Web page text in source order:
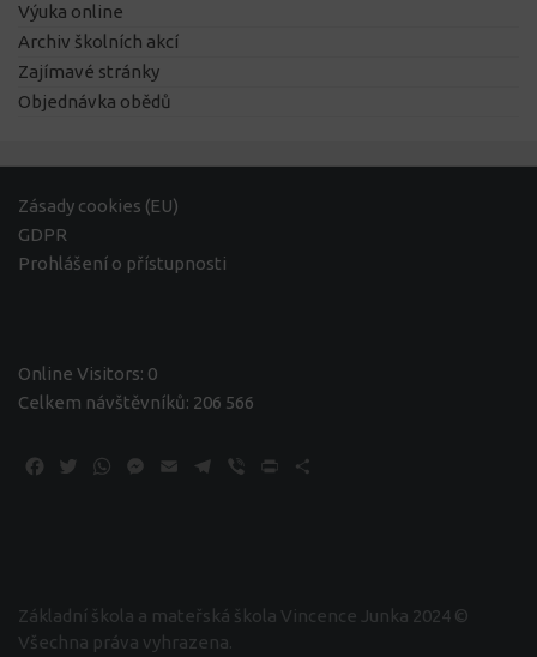
Výuka online
Archiv školních akcí
Zajímavé stránky
Objednávka obědů
Zásady cookies (EU)
GDPR
Prohlášení o přístupnosti
Online Visitors: 0
Celkem návštěvníků: 206 566
Facebook
TwitterWhatsApp
Messenger
Email Telegram
Viber Print
Základní škola a mateřská škola Vincence Junka 2024 ©
Všechna práva vyhrazena.